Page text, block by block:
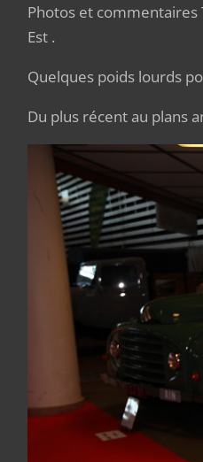
Photos et commentaires
Est .
Quelques poids lourds
Du plus récent au plans